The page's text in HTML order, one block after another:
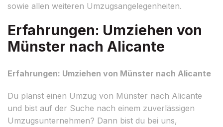
sowie allen weiteren Umzugsangelegenheiten.
Erfahrungen: Umziehen von
Münster nach Alicante
Erfahrungen: Umziehen von Münster nach Alicante
Du planst einen Umzug von Münster nach Alicante
und bist auf der Suche nach einem zuverlässigen
Umzugsunternehmen? Dann bist du bei uns,